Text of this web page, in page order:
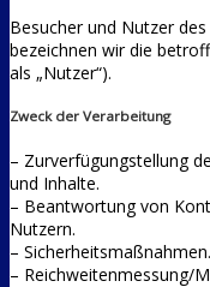
Besucher und Nutzer
bezeichnen wir die
als „Nutzer“).
Zweck der Verarbeitung
– Zurverfügungstellung
und Inhalte.
– Beantwortung von
Nutzern.
– Sicherheitsmaßnahmen.
– Reichweitenmessung/